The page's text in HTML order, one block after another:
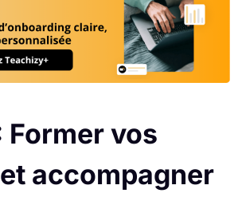
Former vos
accompagner